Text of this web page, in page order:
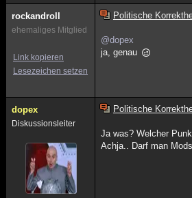
rockandroll
ehemaliges Mitglied
Link kopieren
Lesezeichen setzen
Politische
@dopex
ja, genau
dopex
Diskussionsleiter
Politische
Ja was? Welcher
Achja.. Darf man